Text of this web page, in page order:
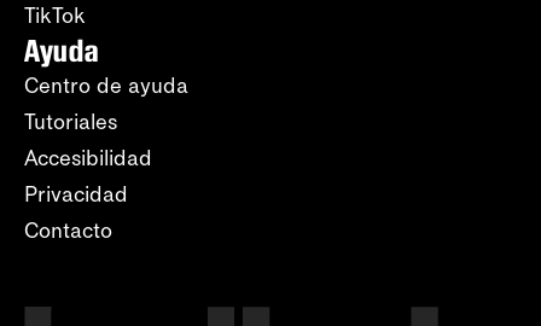
TikTok
Ayuda
Centro de ayuda
Tutoriales
Accesibilidad
Privacidad
Contacto